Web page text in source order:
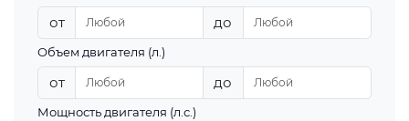
от до
Объем двигателя (л.)
от до
Мощность двигателя (л.с.)